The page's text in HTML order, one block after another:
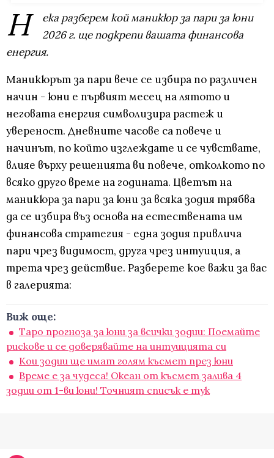
Н
ека разберем кой маникюр за пари за юни
2026 г. ще подкрепи вашата финансова
енергия.
Маникюрът за пари вече се избира по различен
начин - юни е първият месец на лятото и
неговата енергия символизира растеж и
увереност. Дневните часове са повече и
начинът, по който изглеждате и се чувствате,
влияе върху решенията ви повече, отколкото по
всяко друго време на годината. Цветът на
маникюра за пари за юни за всяка зодия трябва
да се избира въз основа на естествената им
финансова стратегия - една зодия привлича
пари чрез видимост, друга чрез интуиция, а
трета чрез действие. Разберете кое важи за вас
в галерията:
Виж още:
Таро прогноза за юни за всички зодии: Поемайте
рискове и се доверявайте на интуицията си
Кои зодии ще имат голям късмет през юни
Време е за чудеса! Океан от късмет залива 4
зодии от 1-ви юни! Точният списък е тук